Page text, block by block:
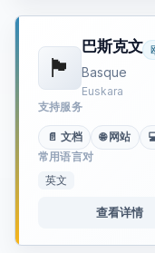
🏴
巴斯克文
Basque
Euskara
支持服务
📄 文档 🌐 网站
常用语言对
英文
查看详情